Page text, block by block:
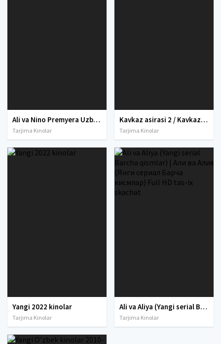
Ali va Nino Premyera Uzbek tilida O'zbekcha tarjima kino 2015 Full HD tas-ix skachat
Tarjima Kinolar
Kavkaz asirasi 2 / Kavkaz asiri 2 Yangi versiyasi Uzbek tilida 2014 O'zbekcha tarjima kino Full HD skachat
Tarjima Kinolar
Yangi 2022 kinolar
Tarjima Kinolar
Ali va Aliya (Yangi serial Barcha qismlar) | Али ва Алия (Янги сериал Барча кисмлар) Full HD tas-ix skachat
Tarjima Kinolar